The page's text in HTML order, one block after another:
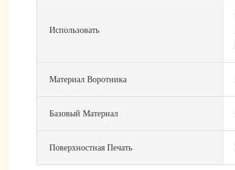
Использовать
Материал Воротника
Базовый Материал
Поверхностная Печать